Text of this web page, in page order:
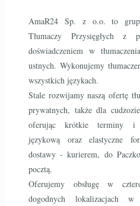
AmaR24 Sp. z o.o. to
Tłumaczy Przysięgłych z
doświadczeniem w
ustnych. Wykonujemy
wszystkich językach.
Stale rozwijamy naszą ofertę
prywatnych, także dla
oferując krótkie terminy i
językową oraz elastyczne
dostawy - kurierem, do
pocztą.
Oferujemy obsługę w
dogodnych lokalizacjach